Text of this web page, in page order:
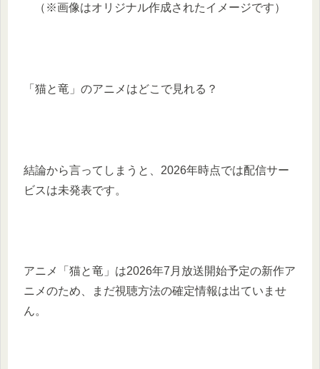
（※画像はオリジナル作成されたイメージです）
「猫と竜」のアニメはどこで見れる？
結論から言ってしまうと、2026年時点では配信サー
ビスは未発表です。
アニメ「猫と竜」は2026年7月放送開始予定の新作ア
ニメのため、まだ視聴方法の確定情報は出ていませ
ん。